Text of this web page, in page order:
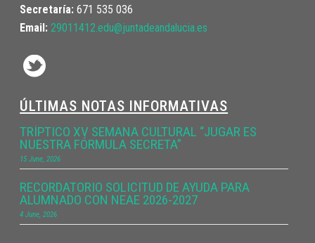
Secretaría: 671 535 036
Email: 29011412.edu@juntadeandalucia.es
ÚLTIMAS NOTAS INFORMATIVAS
TRÍPTICO XV SEMANA CULTURAL “JUGAR ES
NUESTRA FÓRMULA SECRETA”
15 June, 2026
RECORDATORIO SOLICITUD DE AYUDA PARA
ALUMNADO CON NEAE 2026-2027
4 June, 2026